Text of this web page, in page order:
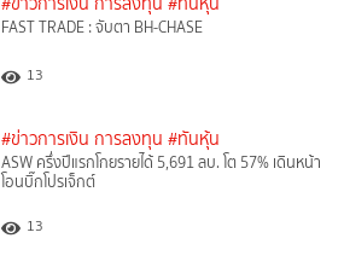
FAST TRADE : จับตา BH-CHASE
13
#ข่าวการเงิน การลงทุน #ทันหุ้น
ASW ครึ่งปีแรกโกยรายได้ 5,691 ลบ. โต 57% เดินหน้า
โอนบิ๊กโปรเจ็กต์
13